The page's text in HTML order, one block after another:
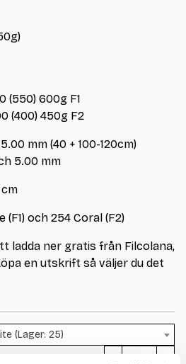
(550) 600g F1
(400) 450g F2
mm (40 + 100-120cm)
5.00 mm
(F1) och 254 Coral (F2)
ladda ner gratis från Filcolana,
en utskrift så väljer du det
(Lager: 25)